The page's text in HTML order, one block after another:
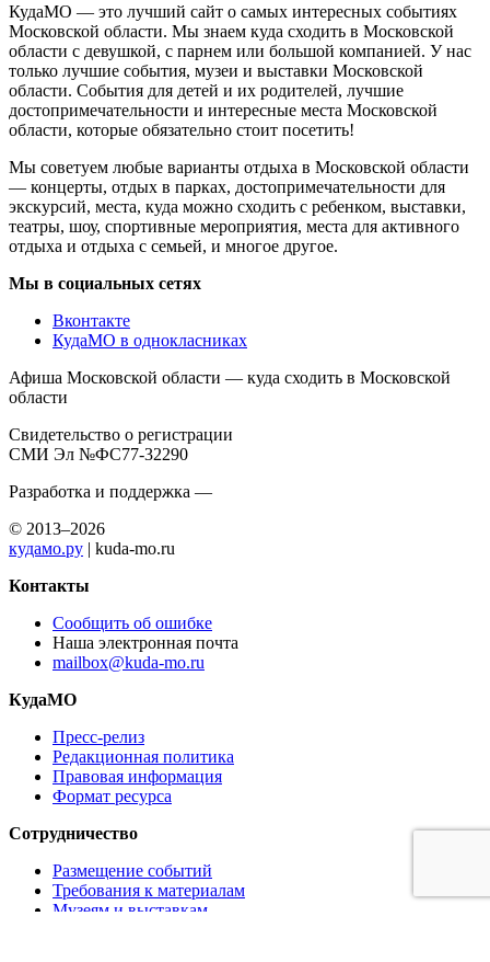
КудаМО — это лучший сайт о самых интересных событиях
Московской области. Мы знаем куда сходить в Московской
области с девушкой, с парнем или большой компанией. У нас
только лучшие события, музеи и выставки Московской
области. События для детей и их родителей, лучшие
достопримечательности и интересные места Московской
области, которые обязательно стоит посетить!
Мы советуем любые варианты отдыха в Московской области
— концерты, отдых в парках, достопримечательности для
экскурсий, места, куда можно сходить с ребенком, выставки,
театры, шоу, спортивные мероприятия, места для активного
отдыха и отдыха с семьей, и многое другое.
Мы в социальных сетях
Вконтакте
КудаМО в однокласниках
Афиша Московской области — куда сходить в Московской
области
Свидетельство о регистрации
СМИ Эл №ФС77-32290
Разработка и поддержка —
© 2013–2026
кудамо.ру | kuda-mo.ru
Контакты
Сообщить об ошибке
Наша электронная почта
mailbox@kuda-mo.ru
КудаМО
Пресс-релиз
Редакционная политика
Правовая информация
Формат ресурса
Сотрудничество
Размещение событий
Требования к материалам
Музеям и выставкам